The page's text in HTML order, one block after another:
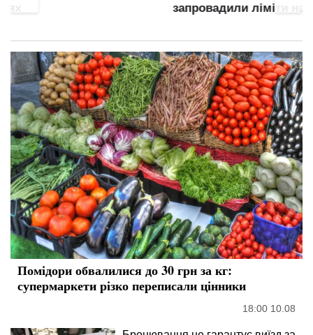
запровадили ліміти на продаж
Помідори обвалилися до 30 грн за кг:
супермаркети різко переписали цінники
18:00 10.08